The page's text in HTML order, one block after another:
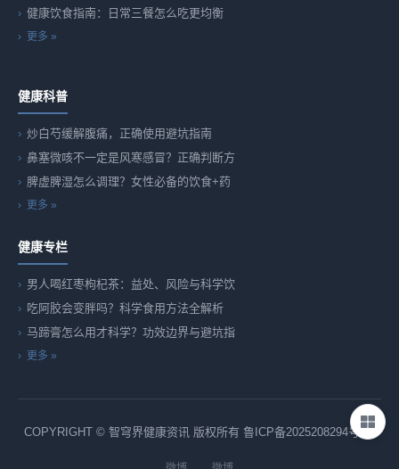
健康饮食指南：日常三餐怎么吃更均衡
更多 »
健康科普
炒白芍缓解腹痛，正确使用避坑指南
鼻塞微咳不一定是风寒感冒？正确判断方
脾虚脾湿怎么调理？女性必备的饮食+药
更多 »
健康专栏
男人喝红枣枸杞茶：益处、风险与科学饮
吃阿胶会变胖吗？科学食用方法全解析
马蹄膏怎么用才科学？功效边界与避坑指
更多 »
COPYRIGHT © 智穹界健康资讯 版权所有 鲁ICP备2025208294号-82